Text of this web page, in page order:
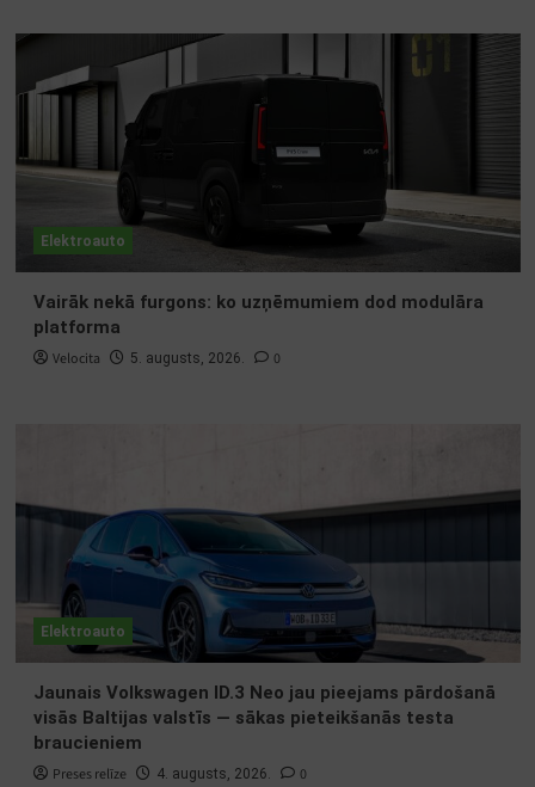
Elektroauto
Vairāk nekā furgons: ko uzņēmumiem dod modulāra
platforma
Velocita 5. augusts, 2026. 0
Elektroauto
Jaunais Volkswagen ID.3 Neo jau pieejams pārdošanā
visās Baltijas valstīs — sākas pieteikšanās testa
braucieniem
Preses relīze 4. augusts, 2026. 0